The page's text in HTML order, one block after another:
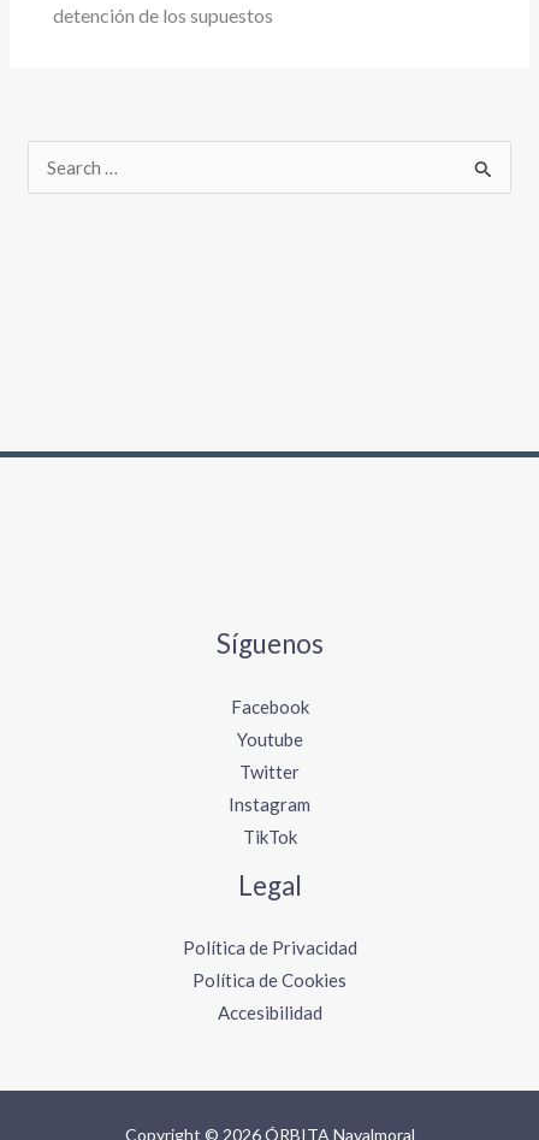
detención de los supuestos
Síguenos
Facebook
Youtube
Twitter
Instagram
TikTok
Legal
Política de Privacidad
Política de Cookies
Accesibilidad
Copyright © 2026 ÓRBITA Navalmoral